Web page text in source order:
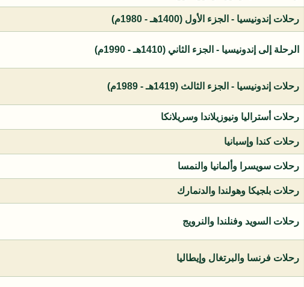
رحلات إندونيسيا - الجزء الأول (1400هـ - 1980م)
الرحلة إلى إندونيسيا - الجزء الثاني (1410هـ - 1990م)
رحلات إندونيسيا - الجزء الثالث (1419هـ - 1989م)
رحلات أستراليا ونيوزيلاندا وسريلانكا
رحلات كندا وإسبانيا
رحلات سويسرا وألمانيا والنمسا
رحلات بلجيكا وهولندا والدنمارك
رحلات السويد وفنلندا والنرويج
رحلات فرنسا والبرتغال وإيطاليا